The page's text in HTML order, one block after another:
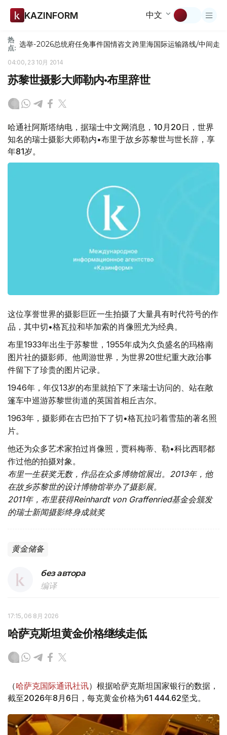
KAZINFORM 中文
热
点: 选举-2026总统府任免事件国情咨文跨里海国际运输路线/中间走廊
04:00, 23 10月 2014
苏黎世摄影大师勒内•布里辞世
哈通社阿斯塔纳电，据瑞士中文网消息，10月20日，世界
知名的瑞士摄影大师勒内•布里于故乡苏黎世与世长辞，享
年81岁。
这位享誉世界的摄影巨匠一生拍摄了大量具有时代符号的作
品，其中切•格瓦拉和毕加索的肖像照尤为经典。
布里1933年出生于苏黎世，1955年成为久负盛名的玛格南
图片社的摄影师。他周游世界，为世界20世纪重大政治事
件留下了珍贵的图片记录。
1946年，年仅13岁的布里就拍下了来瑞士访问的、站在敞
篷车中巡游苏黎世街道的英国首相丘吉尔。
1963年，摄影师在古巴拍下了切•格瓦拉叼着雪茄的著名照
片。
他还为众多艺术家拍过肖像照，贾科梅蒂、勒•科比西耶都
作过他的拍摄对象。
布里一生获奖无数，作品在众多博物馆展出。2013年，他
在故乡苏黎世的设计博物馆举办了摄影展。
2011年，布里获得Reinhardt von Graffenried基金会颁发
的瑞士新闻摄影终身成就奖
黄金储备
без автора
编译
17:15, 06 8月 2026
哈萨克斯坦黄金价格继续走低
（哈萨克国际通讯社讯）根据哈萨克斯坦国家银行的数据，
截至2026年8月6日，每克黄金价格为61 444.62坚戈。